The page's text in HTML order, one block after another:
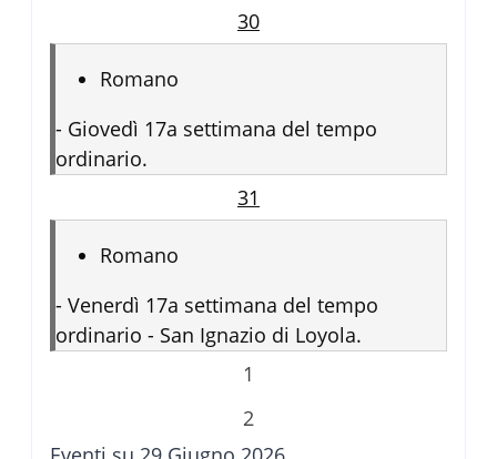
30
Romano
- Giovedì 17a settimana del tempo
ordinario.
31
Romano
- Venerdì 17a settimana del tempo
ordinario - San Ignazio di Loyola.
1
2